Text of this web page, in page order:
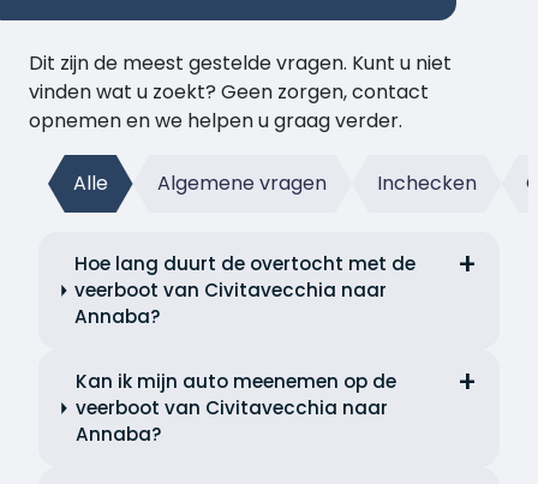
Dit zijn de meest gestelde vragen. Kunt u niet
vinden wat u zoekt? Geen zorgen, contact
opnemen en we helpen u graag verder.
Alle Algemene vragen Inchecken
Hoe lang duurt de overtocht met de
veerboot van Civitavecchia naar
Annaba?
Kan ik mijn auto meenemen op de
veerboot van Civitavecchia naar
Annaba?